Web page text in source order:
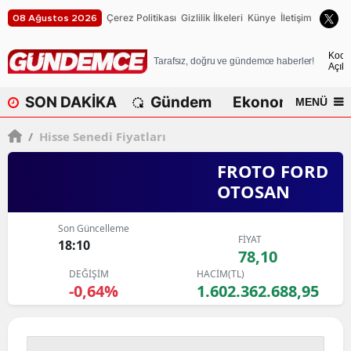
08 Ağustos 2026 Çerez Politikası Gizlilik İlkeleri Künye İletişim
Tarafsız, doğru ve gündemce haberler!
Açık
SON DAKİKA Gündem Ekonomi MENÜ
/ Hisse Senedi Fiyatları
FROTO FORD
OTOSAN
Son Güncelleme
18:10 FİYAT
78,10
DEĞİŞİM
-0,64%
HACİM(TL)
1.602.362.688,95